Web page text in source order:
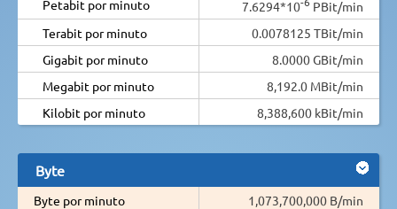
Petabit por minuto
7.6294*10
PBit/min
Terabit por minuto
0.0078125 TBit/min
Gigabit por minuto
8.0000 GBit/min
Megabit por minuto
8,192.0 MBit/min
Kilobit por minuto
8,388,600 kBit/min
Byte
Byte por minuto
1,073,700,000 B/min